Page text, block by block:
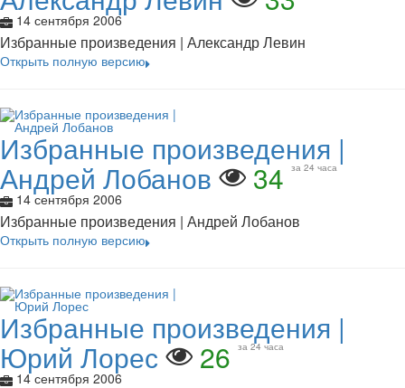
14 сентября 2006
Избранные произведения | Александр Левин
Открыть полную версию
Избранные произведения |
Андрей Лобанов 34 за 24 часа
14 сентября 2006
Избранные произведения | Андрей Лобанов
Открыть полную версию
Избранные произведения |
Юрий Лорес 26 за 24 часа
14 сентября 2006